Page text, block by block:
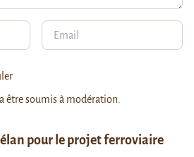
pour le projet ferroviaire
être soumis à modération.